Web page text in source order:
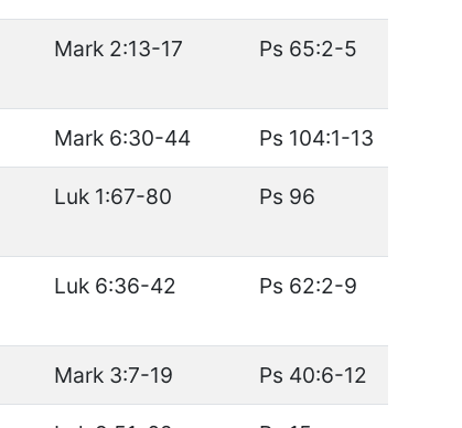
Mark 2:13-17 Ps 65:2-5
Mark 6:30-44 Ps 104:1-13
Luk 1:67-80 Ps 96
Luk 6:36-42 Ps 62:2-9
Mark 3:7-19 Ps 40:6-12